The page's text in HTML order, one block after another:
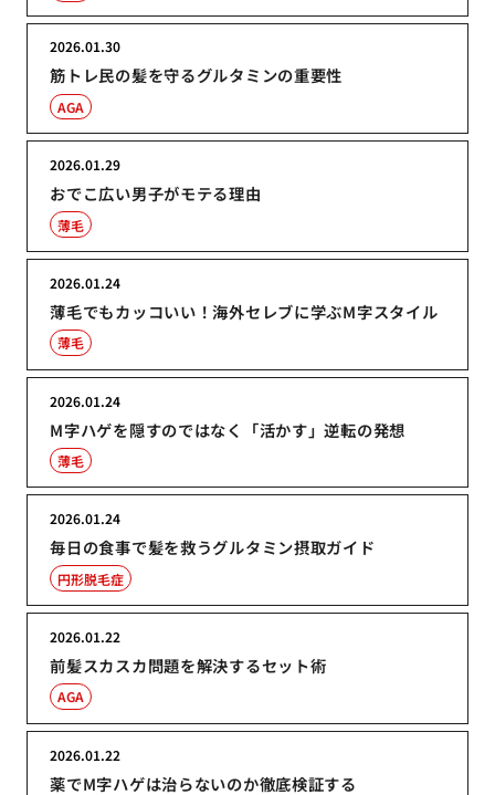
筋トレ民の髪を守るグルタミンの重要性
2026.01.30
AGA
おでこ広い男子がモテる理由
2026.01.29
薄毛
薄毛でもカッコいい！海外セレブに学ぶM字スタイル
2026.01.24
薄毛
M字ハゲを隠すのではなく「活かす」逆転の発想
2026.01.24
薄毛
毎日の食事で髪を救うグルタミン摂取ガイド
2026.01.24
円形脱毛症
前髪スカスカ問題を解決するセット術
2026.01.22
AGA
薬でM字ハゲは治らないのか徹底検証する
2026.01.22